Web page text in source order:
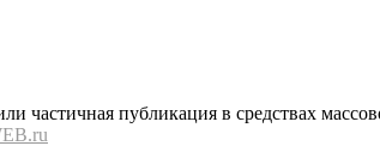
публикация в средствах